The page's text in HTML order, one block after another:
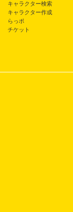
キャラクター検索
キャラクター作成
らっポ
チケット